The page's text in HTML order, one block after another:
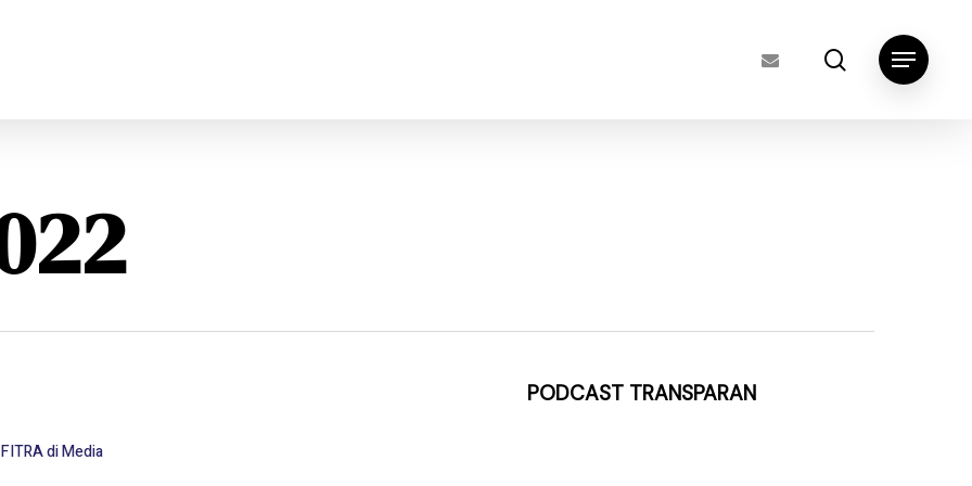
search
Menu
FITRA di Media
PODCAST TRANSPARAN